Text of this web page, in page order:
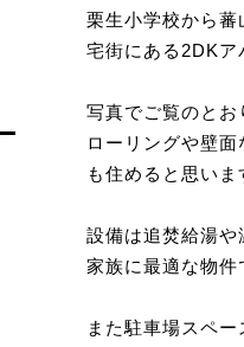
栗生小学校から
宅街にある2DKア
写真でご覧のと
ローリングや壁
も住めると思いま
設備は追焚給湯
家族に最適な物件
また駐車場スペ